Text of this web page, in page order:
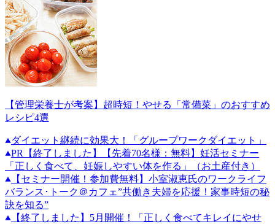
【管理栄養士が考案】超時短！やせる「常備菜」のおすすめ
レシピ4選
ダイエット継続に効果大！「グループワークダイエット」
PR 【終了しました】【先着70名様：無料】妊活セミナー
「正しく食べて、妊娠しやすい体を作る」（お土産付き）
【セミナー開催！参加費無料】小室淑恵氏のワークライフ
バランス･トーク＠カフェ”共働き夫婦を応援！家事時短の秘
訣を知る”
【終了しました】5月開催！「正しく食べてキレイにやせ